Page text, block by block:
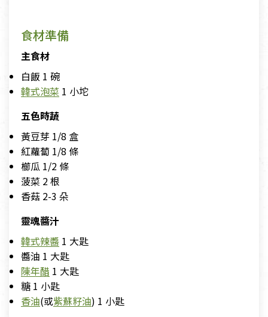
食材準備
主食材
白飯 1 碗
韓式泡菜 1 小坨
五色時蔬
黃豆芽 1/8 盒
紅蘿蔔 1/8 條
櫛瓜 1/2 條
菠菜 2 根
香菇 2-3 朵
靈魂醬汁
韓式辣醬 1 大匙
醬油 1 大匙
陳年醋 1 大匙
糖 1 小匙
香油(或紫蘇籽油) 1 小匙